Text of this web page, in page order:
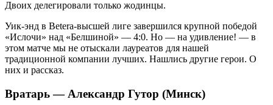
Двоих делегировали только жодинцы.
Уик-энд в Betera-высшей лиге завершился крупной победой
«Ислочи» над «Белшиной» — 4:0. Но — на удивление! — в
этом матче мы не отыскали лауреатов для нашей
традиционной компании лучших. Нашлись другие герои. О
них и рассказ.
Вратарь — Александр Гутор (Минск)